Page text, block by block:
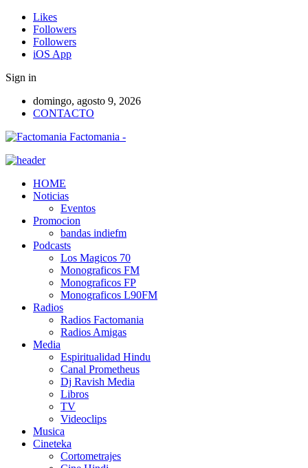
Likes
Followers
Followers
iOS App
Sign in
domingo, agosto 9, 2026
CONTACTO
Factomania -
HOME
Noticias
Eventos
Promocion
bandas indiefm
Podcasts
Los Magicos 70
Monograficos FM
Monograficos FP
Monograficos L90FM
Radios
Radios Factomania
Radios Amigas
Media
Espiritualidad Hindu
Canal Prometheus
Dj Ravish Media
Libros
TV
Videoclips
Musica
Cineteka
Cortometrajes